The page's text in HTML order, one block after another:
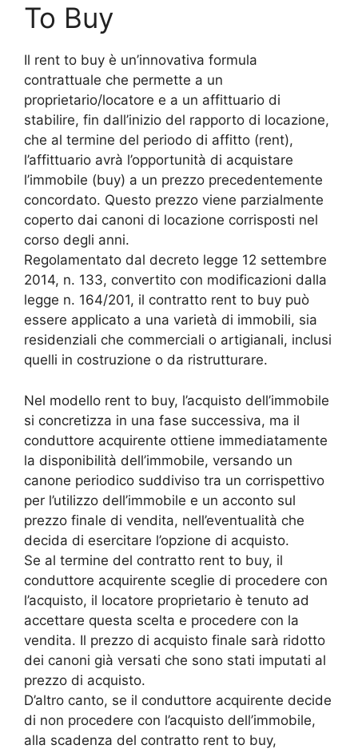
To Buy
Il rent to buy è un’innovativa formula
contrattuale che permette a un
proprietario/locatore e a un affittuario di
stabilire, fin dall’inizio del rapporto di locazione,
che al termine del periodo di affitto (rent),
l’affittuario avrà l’opportunità di acquistare
l’immobile (buy) a un prezzo precedentemente
concordato. Questo prezzo viene parzialmente
coperto dai canoni di locazione corrisposti nel
corso degli anni.
Regolamentato dal decreto legge 12 settembre
2014, n. 133, convertito con modificazioni dalla
legge n. 164/201, il contratto rent to buy può
essere applicato a una varietà di immobili, sia
residenziali che commerciali o artigianali, inclusi
quelli in costruzione o da ristrutturare.
Nel modello rent to buy, l’acquisto dell’immobile
si concretizza in una fase successiva, ma il
conduttore acquirente ottiene immediatamente
la disponibilità dell’immobile, versando un
canone periodico suddiviso tra un corrispettivo
per l’utilizzo dell’immobile e un acconto sul
prezzo finale di vendita, nell’eventualità che
decida di esercitare l’opzione di acquisto.
Se al termine del contratto rent to buy, il
conduttore acquirente sceglie di procedere con
l’acquisto, il locatore proprietario è tenuto ad
accettare questa scelta e procedere con la
vendita. Il prezzo di acquisto finale sarà ridotto
dei canoni già versati che sono stati imputati al
prezzo di acquisto.
D’altro canto, se il conduttore acquirente decide
di non procedere con l’acquisto dell’immobile,
alla scadenza del contratto rent to buy,